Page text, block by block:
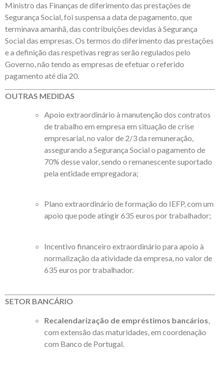
Ministro das Finanças de diferimento das prestações de
Segurança Social, foi suspensa a data de pagamento, que
terminava amanhã, das contribuições devidas à Segurança
Social das empresas. Os termos do diferimento das prestações
e a definição das respetivas regras serão regulados pelo
Governo, não tendo as empresas de efetuar o referido
pagamento até dia 20.
OUTRAS MEDIDAS
Apoio extraordinário à manutenção dos contratos
de trabalho em empresa em situação de crise
empresarial, no valor de 2/3 da remuneração,
assegurando a Segurança Social o pagamento de
70% desse valor, sendo o remanescente suportado
pela entidade empregadora;
Plano extraordinário de formação do IEFP, com um
apoio que pode atingir 635 euros por trabalhador;
Incentivo financeiro extraordinário para apoio à
normalização da atividade da empresa, no valor de
635 euros por trabalhador.
SETOR BANCÁRIO
Recalendarização de empréstimos bancários
com extensão das maturidades, em coordenação
com Banco de Portugal.